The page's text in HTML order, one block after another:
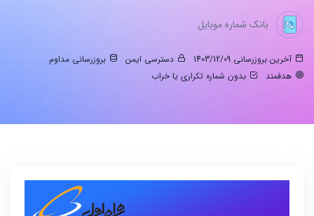
بانک شماره موبایل
آخرین بروزرسانی 1403/12/09 دسترسی ایمن
بروزرسانی مداوم
هدفمند
بدون شماره تکراری یا خراب